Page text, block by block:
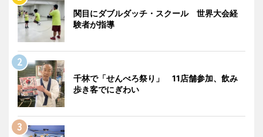
関目にダブルダッチ・スクール 世界大会経
験者が指導
千林で「せんべろ祭り」 11店舗参加、飲み
歩き客でにぎわい